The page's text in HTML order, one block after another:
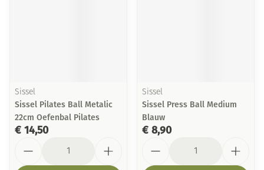
Sissel
Sissel Pilates Ball Metalic
22cm Oefenbal Pilates
€ 14,50
Sissel
Sissel Press Ball Medium
Blauw
€ 8,90